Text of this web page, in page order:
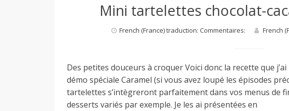
Mini tartelettes chocolat-
French (France) traduction: Commentaires: French
Des petites douceurs à croquer Voici donc la recette que
démo spéciale Caramel (si vous avez loupé les épisodes
tartelettes s’intègreront parfaitement dans vos menus de
desserts variés par exemple. Je les ai présentées en